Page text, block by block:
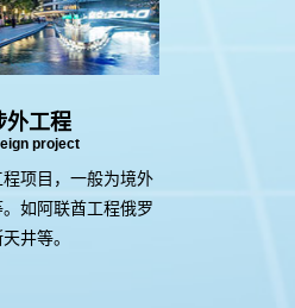
外工程
project
项目，一般为境外
如阿联酋工程俄罗
井等。